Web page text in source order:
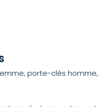
porte-clés homme